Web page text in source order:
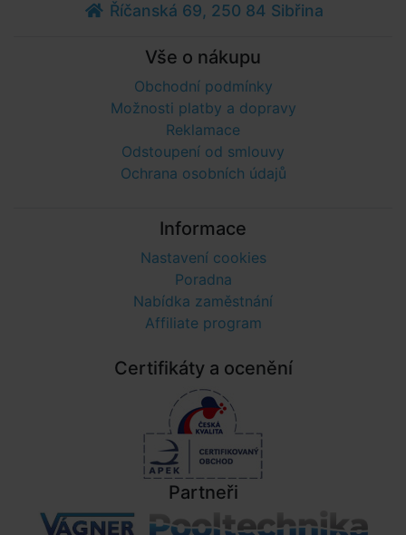
Říčanská 69, 250 84 Sibřina
Vše o nákupu
Obchodní podmínky
Možnosti platby a dopravy
Reklamace
Odstoupení od smlouvy
Ochrana osobních údajů
Informace
Nastavení cookies
Poradna
Nabídka zaměstnání
Affiliate program
Certifikáty a ocenění
Partneři